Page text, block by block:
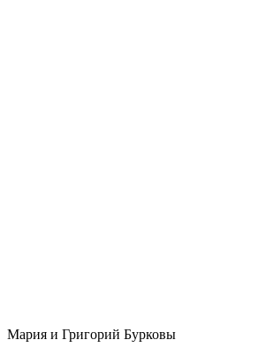
Мария и Григорий Бурковы